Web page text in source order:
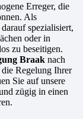
Erreger, die
Als
spezialisiert,
oder in
zu beseitigen.
Braak nach
Regelung Ihrer
Sie auf unsere
zügig in einen